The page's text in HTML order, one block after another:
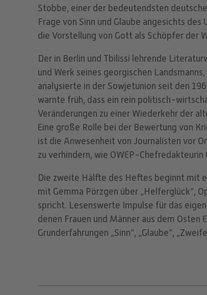
Stobbe, einer der bedeutendsten
Frage von Sinn und Glaube angesichts
die Vorstellung von Gott als Schöpfer der
Der in Berlin und Tbilissi lehrende
und Werk seines georgischen
analysierte in der Sowjetunion seit den
warnte früh, dass ein rein politisch-
Veränderungen zu einer Wiederkehr der
Eine große Rolle bei der Bewertung von
ist die Anwesenheit von Journalisten vor
zu verhindern, wie OWEP-
Die zweite Hälfte des Heftes beginnt mit
mit Gemma Pörzgen über „Helferglück“,
spricht. Lesenswerte Impulse für das
denen Frauen und Männer aus dem Osten
Grunderfahrungen „Sinn“, „Glaube“,